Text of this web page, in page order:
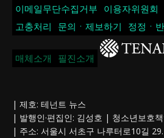
이메일무단수집거부
이용자위원회
고충처리
문의ㆍ제보하기 정정ㆍ
매체소개 필진소개
| 제호: 테넌트 뉴스
| 발행인·편집인: 김성호 | 청소년보호
| 주소: 서울시 서초구 나루터로10길